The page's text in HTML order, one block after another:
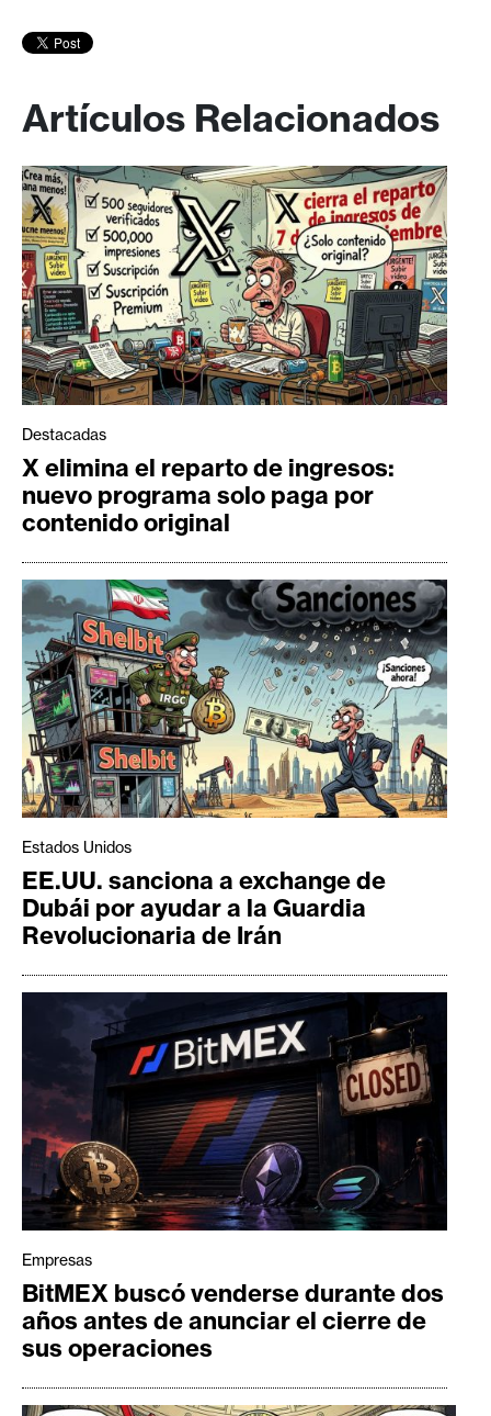
Artículos Relacionados
Destacadas
X elimina el reparto de ingresos:
nuevo programa solo paga por
contenido original
Estados Unidos
EE.UU. sanciona a exchange de
Dubái por ayudar a la Guardia
Revolucionaria de Irán
Empresas
BitMEX buscó venderse durante dos
años antes de anunciar el cierre de
sus operaciones